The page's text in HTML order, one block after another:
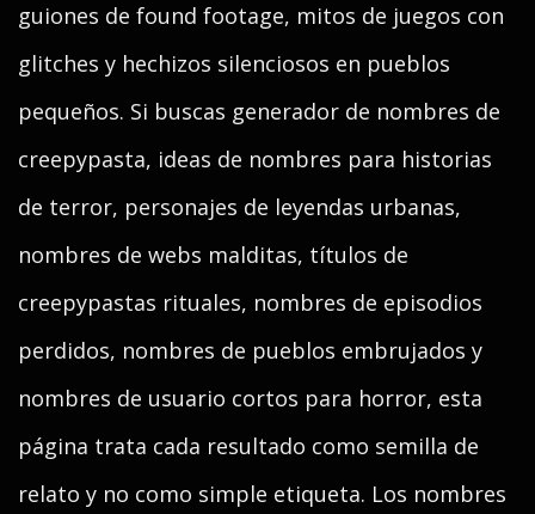
guiones de found footage, mitos de juegos con
glitches y hechizos silenciosos en pueblos
pequeños. Si buscas generador de nombres de
creepypasta, ideas de nombres para historias
de terror, personajes de leyendas urbanas,
nombres de webs malditas, títulos de
creepypastas rituales, nombres de episodios
perdidos, nombres de pueblos embrujados y
nombres de usuario cortos para horror, esta
página trata cada resultado como semilla de
relato y no como simple etiqueta. Los nombres